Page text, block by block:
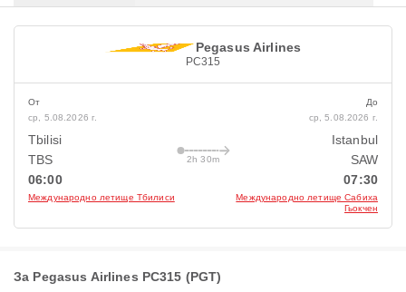
Pegasus Airlines
PC315
От
ср, 5.08.2026 г.
Tbilisi
TBS
06:00
Международно летище Тбилиси
2h 30m
До
ср, 5.08.2026 г.
Istanbul
SAW
07:30
Международно летище Сабиха
Гьокчен
За Pegasus Airlines PC315 (PGT)